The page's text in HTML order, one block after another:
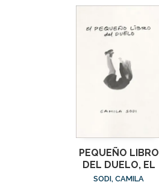
PEQUEÑO LIBRO
DEL DUELO, EL
SODI, CAMILA